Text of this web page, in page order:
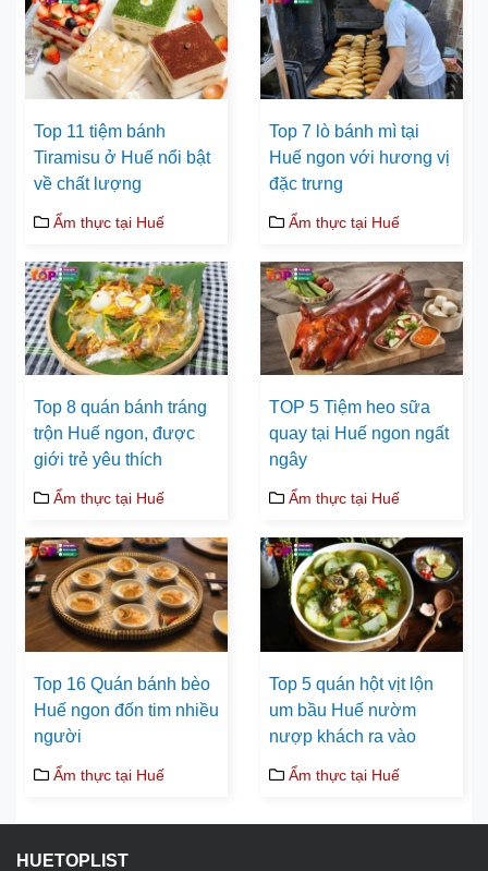
Top 11 tiệm bánh
Tiramisu ở Huế nổi bật
về chất lượng
Ẩm thực tại Huế
Top 7 lò bánh mì tại
Huế ngon với hương vị
đặc trưng
Ẩm thực tại Huế
Top 8 quán bánh tráng
trộn Huế ngon, được
giới trẻ yêu thích
Ẩm thực tại Huế
TOP 5 Tiệm heo sữa
quay tại Huế ngon ngất
ngây
Ẩm thực tại Huế
Top 16 Quán bánh bèo
Huế ngon đốn tim nhiều
người
Ẩm thực tại Huế
Top 5 quán hột vịt lộn
um bầu Huế nườm
nượp khách ra vào
Ẩm thực tại Huế
HUETOPLIST